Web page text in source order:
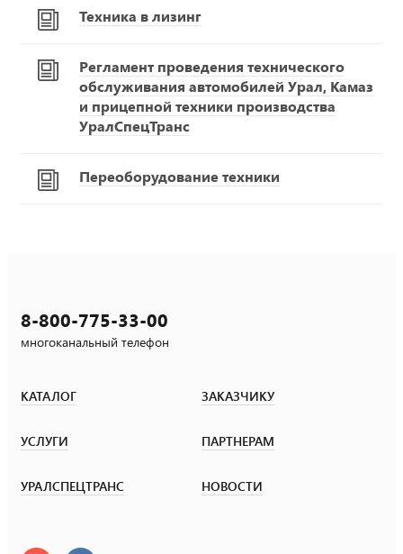
Техника в лизинг
Регламент проведения технического
обслуживания автомобилей Урал, Камаз
и прицепной техники производства
УралСпецТранс
Переоборудование техники
8-800-775-33-00
многоканальный телефон
КАТАЛОГ ЗАКАЗЧИКУ
УСЛУГИ ПАРТНЕРАМ
УРАЛСПЕЦТРАНС НОВОСТИ